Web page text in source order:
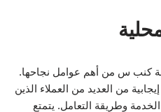
كنب س من أهم عوامل نجاحها.
من العديد من العملاء الذين
وطريقة التعامل. يتمتع